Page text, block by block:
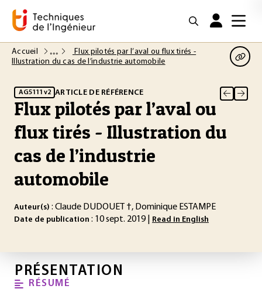
Accueil
Flux pilotés par l’aval ou flux tirés -
Illustration du cas de l’industrie automobile
AG5111 v2 ARTICLE DE RÉFÉRENCE
Flux pilotés par l’aval ou
flux tirés - Illustration du
cas de l’industrie
automobile
Auteur(s) : Claude DUDOUET †, Dominique ESTAMPE
Date de publication : 10 sept. 2019 | Read in English
PRÉSENTATION
RÉSUMÉ